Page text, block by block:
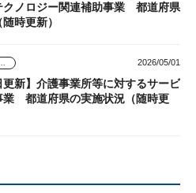
ノロジー関連補助事業 都道府県
時更新）
コンテンツ 2026/05/01
更新】介護事業所等に対するサービ
業 都道府県の実施状況（随時更